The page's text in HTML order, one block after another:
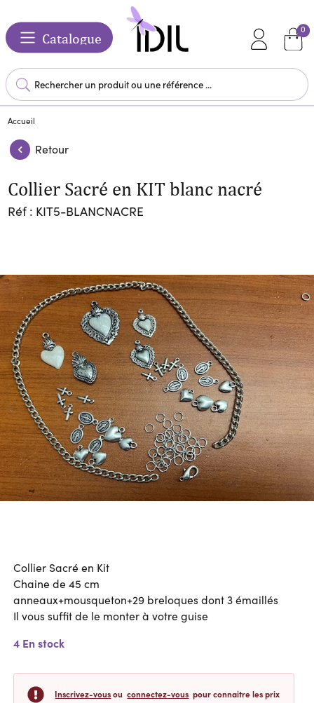
Catalogue
0
Accueil
Retour
Collier Sacré en KIT blanc nacré
Réf : KIT5-BLANCNACRE
Collier Sacré en Kit
Chaine de 45 cm
anneaux+mousqueton+29 breloques dont 3 émaillés
Il vous suffit de le monter à votre guise
4 En stock
Inscrivez-vousouconnectez-vous pour connaitre les prix